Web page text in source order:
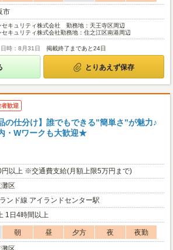
市
セキュリティ株式会社 勤務地：天王寺区周辺
セキュリティ株式会社勤務地：住之江区南港周辺
時：8月31日 掲載終了まであと24日
とりあえず保存
歓迎
の仕分け】誰でもできる”簡単さ”が魅力♪
・Wワークも大歓迎★
以上 ※交通費支給(月額上限5万円まで)
区
ンド線 アイランドセンター駅
1日4時間以上
朝 昼 夕方 夜
夜勤